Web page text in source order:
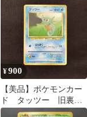
¥900
【美品】ポケモンカー
ド タッツー 旧裏
第一弾 未使用